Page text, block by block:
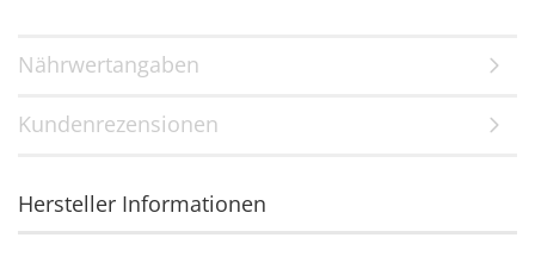
Nährwertangaben
Kundenrezensionen
Hersteller Informationen